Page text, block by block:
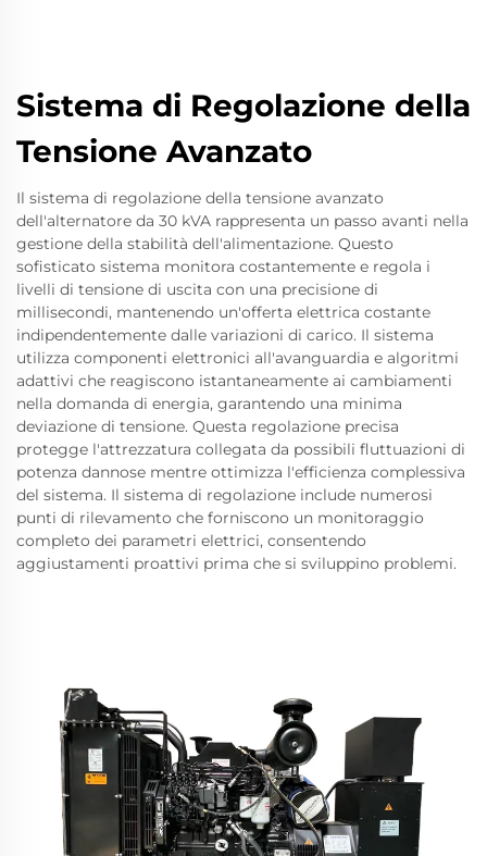
Sistema di Regolazione della
Tensione Avanzato
Il sistema di regolazione della tensione avanzato
dell'alternatore da 30 kVA rappresenta un passo avanti nella
gestione della stabilità dell'alimentazione. Questo
sofisticato sistema monitora costantemente e regola i
livelli di tensione di uscita con una precisione di
millisecondi, mantenendo un'offerta elettrica costante
indipendentemente dalle variazioni di carico. Il sistema
utilizza componenti elettronici all'avanguardia e algoritmi
adattivi che reagiscono istantaneamente ai cambiamenti
nella domanda di energia, garantendo una minima
deviazione di tensione. Questa regolazione precisa
protegge l'attrezzatura collegata da possibili fluttuazioni di
potenza dannose mentre ottimizza l'efficienza complessiva
del sistema. Il sistema di regolazione include numerosi
punti di rilevamento che forniscono un monitoraggio
completo dei parametri elettrici, consentendo
aggiustamenti proattivi prima che si sviluppino problemi.